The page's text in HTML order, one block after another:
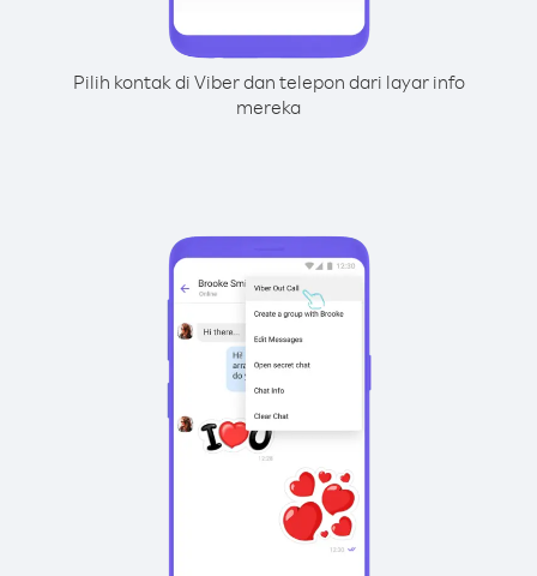
Pilih kontak di Viber dan telepon dari layar info
mereka